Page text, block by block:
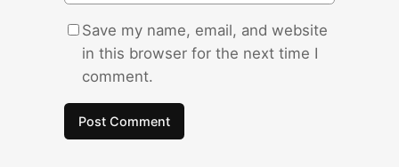
Save my name, email, and website
in this browser for the next time I
comment.